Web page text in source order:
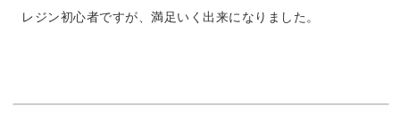
レジン初心者ですが、満足いく出来になりました。